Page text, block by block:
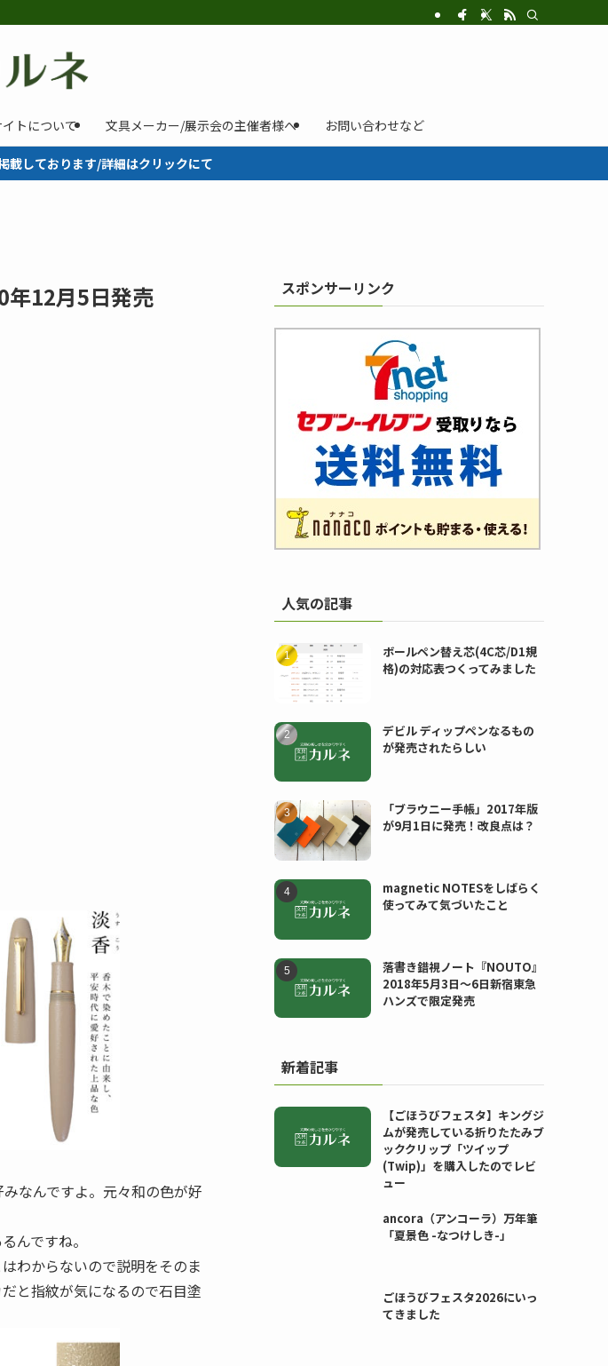
トについて 文具メーカー/展示会の主催者様へ お問い合わせなど
載しております/詳細はクリックにて
12月5日発売
なんですよ。元々和の色が好
んですね。
わからないので説明をそのま
と指紋が気になるので石目塗
スポンサーリンク
人気の記事
ボールペン替え芯(4C芯/D1規
格)の対応表つくってみました
デビル ディップペンなるもの
が発売されたらしい
「ブラウニー手帳」2017年版
が9月1日に発売！改良点は？
magnetic NOTESをしばらく
使ってみて気づいたこと
落書き錯視ノート『NOUTO』
2018年5月3日〜6日新宿東急
ハンズで限定発売
新着記事
【ごほうびフェスタ】キングジ
ムが発売している折りたたみブ
ッククリップ「ツイップ
(Twip)」を購入したのでレビ
ュー
ancora（アンコーラ）万年筆
「夏景色 -なつけしき-」
ごほうびフェスタ2026にいっ
てきました